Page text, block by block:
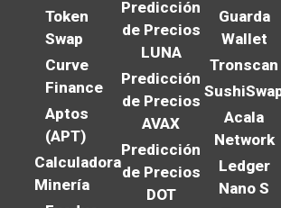
Token
Swap
Curve
Finance
Aptos
(APT)
Calculadora
Minería
Predicción
de Precios
LUNA
Predicción
de Precios
AVAX
Predicción
de Precios
DOT
Guarda
Wallet
Tronscan
Acala
Network
Ledger
Nano S